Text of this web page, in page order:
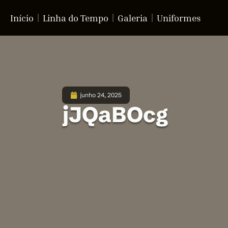
Início Linha do Tempo Galeria Uniformes
junho 24, 2025
jJQaBOcg